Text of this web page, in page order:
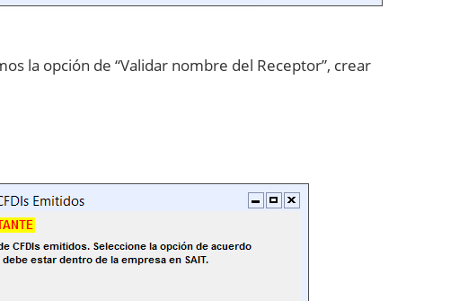
la opción de “Validar nombre del Receptor”, crear